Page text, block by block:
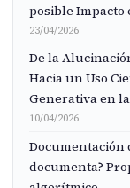
posible Impacto
23/04/2026
De la
Hacia un Uso
Generativa en
10/04/2026
Documentación
documenta?